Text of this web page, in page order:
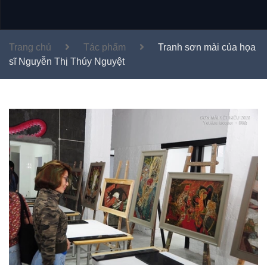
Trang chủ Tác phẩm
Tranh sơn mài của họa
sĩ Nguyễn Thị Thúy Nguyệt